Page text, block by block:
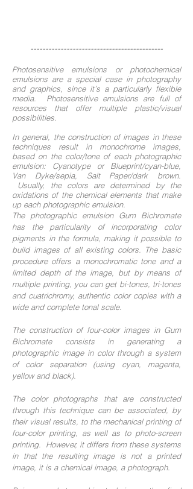
--------------------------------------------
Photosensitive emulsions or photochemical
emulsions are a special case in photography
and graphics, since it’s a particularly flexible
media. Photosensitive emulsions are full of
resources that offer multiple plastic/visual
possibilities.
In general, the construction of images in these
techniques result in monochrome images,
based on the color/tone of each photographic
emulsion: Cyanotype or Blueprint/cyan-blue,
Van Dyke/sepia, Salt Paper/dark brown.
Usually, the colors are determined by the
oxidations of the chemical elements that make
up each photographic emulsion.
The photographic emulsion Gum Bichromate
has the particularity of incorporating color
pigments in the formula, making it possible to
build images of all existing colors. The basic
procedure offers a monochromatic tone and a
limited depth of the image, but by means of
multiple printing, you can get bi-tones, tri-tones
and cuatrichromy, authentic color copies with a
wide and complete tonal scale.
The construction of four-color images in Gum
Bichromate consists in generating a
photographic image in color through a system
of color separation (using cyan, magenta,
yellow and black).
The color photographs that are constructed
through this technique can be associated, by
their visual results, to the mechanical printing of
four-color printing, as well as to photo-screen
printing. However, it differs from these systems
in that the resulting image is not a printed
image, it is a chemical image, a photograph.